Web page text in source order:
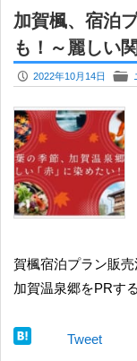
加賀楓、宿泊
も！～麗しい
P 2022年10月14日 F
賀楓宿泊プラン販
加賀温泉郷をPRす
Tweet